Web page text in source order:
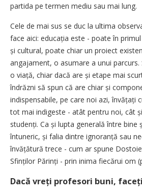
partida pe termen mediu sau mai lung.
Cele de mai sus se duc la ultima
face aici: educația este - poate în
și cultural, poate chiar un proiect
angajament, o asumare a unui
o viață, chiar dacă are și etape mai
îndrăzni să spun că are chiar și
indispensabile, pe care noi azi, învățați
tot mai indigeste - atât pentru noi, cât
studenți. Ca și lupta generală între bine
întuneric, și falia dintre ignoranță sau
învățătură trece - cum ar spune
Sfinților Părinți - prin inima fiecărui om
Dacă vreți profesori buni,